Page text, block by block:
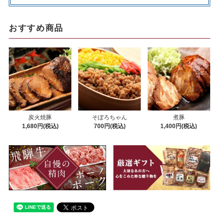
おすすめ商品
炭火焼豚
1,680円(税込)
そぼろちゃん
700円(税込)
煮豚
1,400円(税込)